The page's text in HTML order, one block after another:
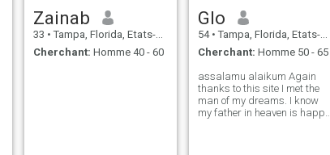
Zainab
33 • Tampa, Florida, Etats-Unis
Cherchant: Homme 40 - 60
Glo
54 • Tampa, Florida, Etats-Unis
Cherchant: Homme 50 - 65
assalamu alaikum Again
thanks to this site I met the
man of my dreams. I know
my father in heaven is happy